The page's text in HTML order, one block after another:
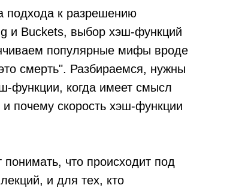
подхода к разрешению
и Buckets, выбор хэш-функций
популярные мифы вроде
смерть". Разбираемся, нужны
функции, когда имеет смысл
почему скорость хэш-функции
понимать, что происходит под
и для тех, кто